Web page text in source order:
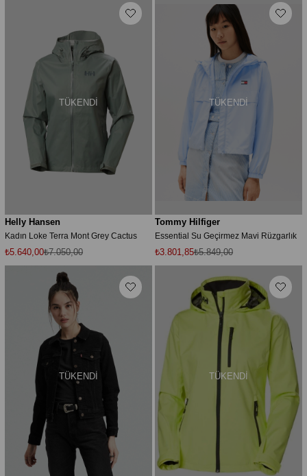
TÜKENDI
Helly Hansen
Kadın Loke Terra Mont Grey Cactus
₺5.640,00₺7.050,00
TÜKENDI
Tommy Hilfiger
Essential Su Geçirmez Mavi Rüzgarlık
₺3.801,85₺5.849,00
TÜKENDI TÜKENDI